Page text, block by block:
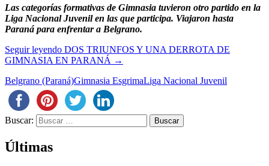
Las categorías formativas de Gimnasia tuvieron otro partido en la
Liga Nacional Juvenil en las que participa. Viajaron hasta
Paraná para enfrentar a Belgrano.
Seguir leyendo DOS TRIUNFOS Y UNA DERROTA DE
GIMNASIA EN PARANÁ →
Belgrano (Paraná)Gimnasia EsgrimaLiga Nacional Juvenil
Buscar:
Últimas